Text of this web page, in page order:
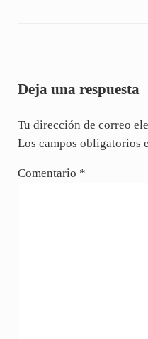
Deja una respuesta
Tu dirección de correo
Los campos obligatorios
Comentario *